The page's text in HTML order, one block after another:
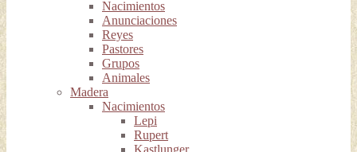
Nacimientos
Anunciaciones
Reyes
Pastores
Grupos
Animales
Madera
Nacimientos
Lepi
Rupert
Kastlunger